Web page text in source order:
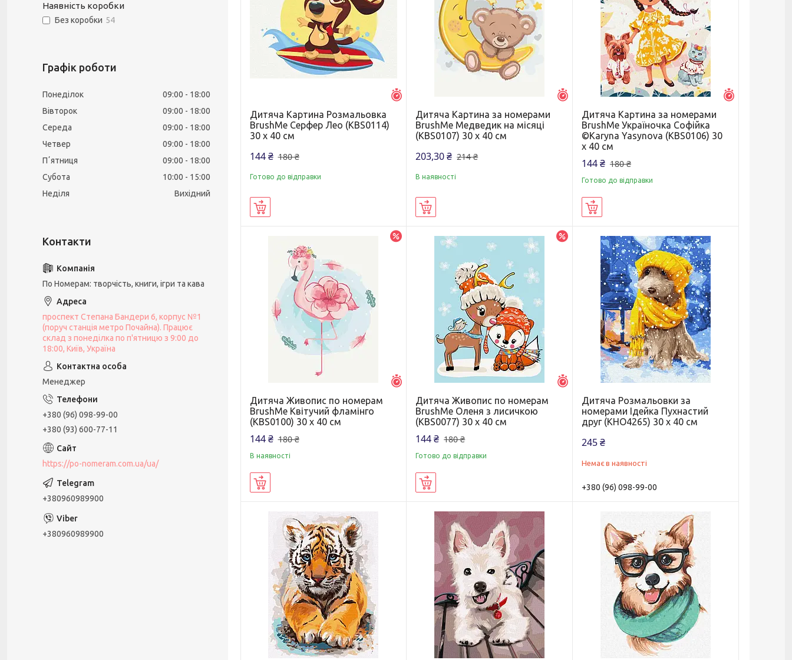
Дитяча Картина Розмальовка
BrushMe Серфер Лео (KBS0114)
30 х 40 см
144 ₴ 180 ₴
Готово до відправки
Залишилось 5 днів
Дитяча Картина за номерами
BrushMe Медведик на місяці
(KBS0107) 30 х 40 см
203,30 ₴ 214 ₴
В наявності
Дитяча Картина за номерами
BrushMe Україночка Софійка
©Karyna Yasynova (KBS0106) 30
х 40 см
144 ₴ 180 ₴
Готово до відправки
Залишилось 5 днів
Дитяча Живопис по номерам
BrushMe Квітучий фламінго
(KBS0100) 30 х 40 см
144 ₴ 180 ₴
В наявності
Залишилось 5 днів
Дитяча Живопис по номерам
BrushMe Оленя з лисичкою
(KBS0077) 30 х 40 см
144 ₴ 180 ₴
Готово до відправки
Дитяча Розмальовки за
номерами Ідейка Пухнастий
друг (KHO4265) 30 х 40 см
245 ₴
Немає в наявності
+380 (96) 098-99-00
Наявність коробки
Без коробки 54
Графік роботи
Понеділок 09:00
18:00
Вівторок
09:00
18:00
Середа
09:00
18:00
Четвер
09:00
18:00
Пʼятниця
09:00
18:00
Субота
10:00
15:00
Неділя
Вихідний
По Номерам: творчість, книги, ігри та кава
проспект Степана Бандери 6, корпус №1
(поруч станція метро Почайна). Працює
склад з понеділка по п'ятницю з 9:00 до
18:00, Київ, Україна
Менеджер
+380 (96) 098-99-00
+380 (93) 600-77-11
https://po-nomeram.com.ua/ua/
+380960989900
+380960989900